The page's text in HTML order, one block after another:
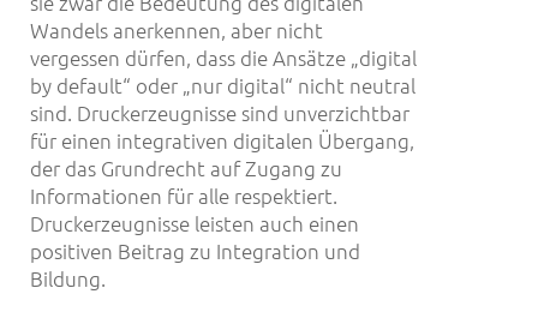
Wandels anerkennen, aber nicht
vergessen dürfen, dass die Ansätze „digital
by default“ oder „nur digital“ nicht neutral
sind. Druckerzeugnisse sind unverzichtbar
für einen integrativen digitalen Übergang,
der das Grundrecht auf Zugang zu
Informationen für alle respektiert.
Druckerzeugnisse leisten auch einen
positiven Beitrag zu Integration und
Bildung.